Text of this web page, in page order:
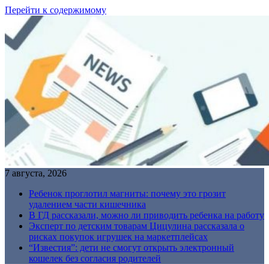
Перейти к содержимому
7 августа, 2026
Ребенок проглотил магниты: почему это грозит
удалением части кишечника
В ГД рассказали, можно ли приводить ребенка на работу
Эксперт по детским товарам Цицулина рассказала о
рисках покупок игрушек на маркетплейсах
“Известия”: дети не смогут открыть электронный
кошелек без согласия родителей